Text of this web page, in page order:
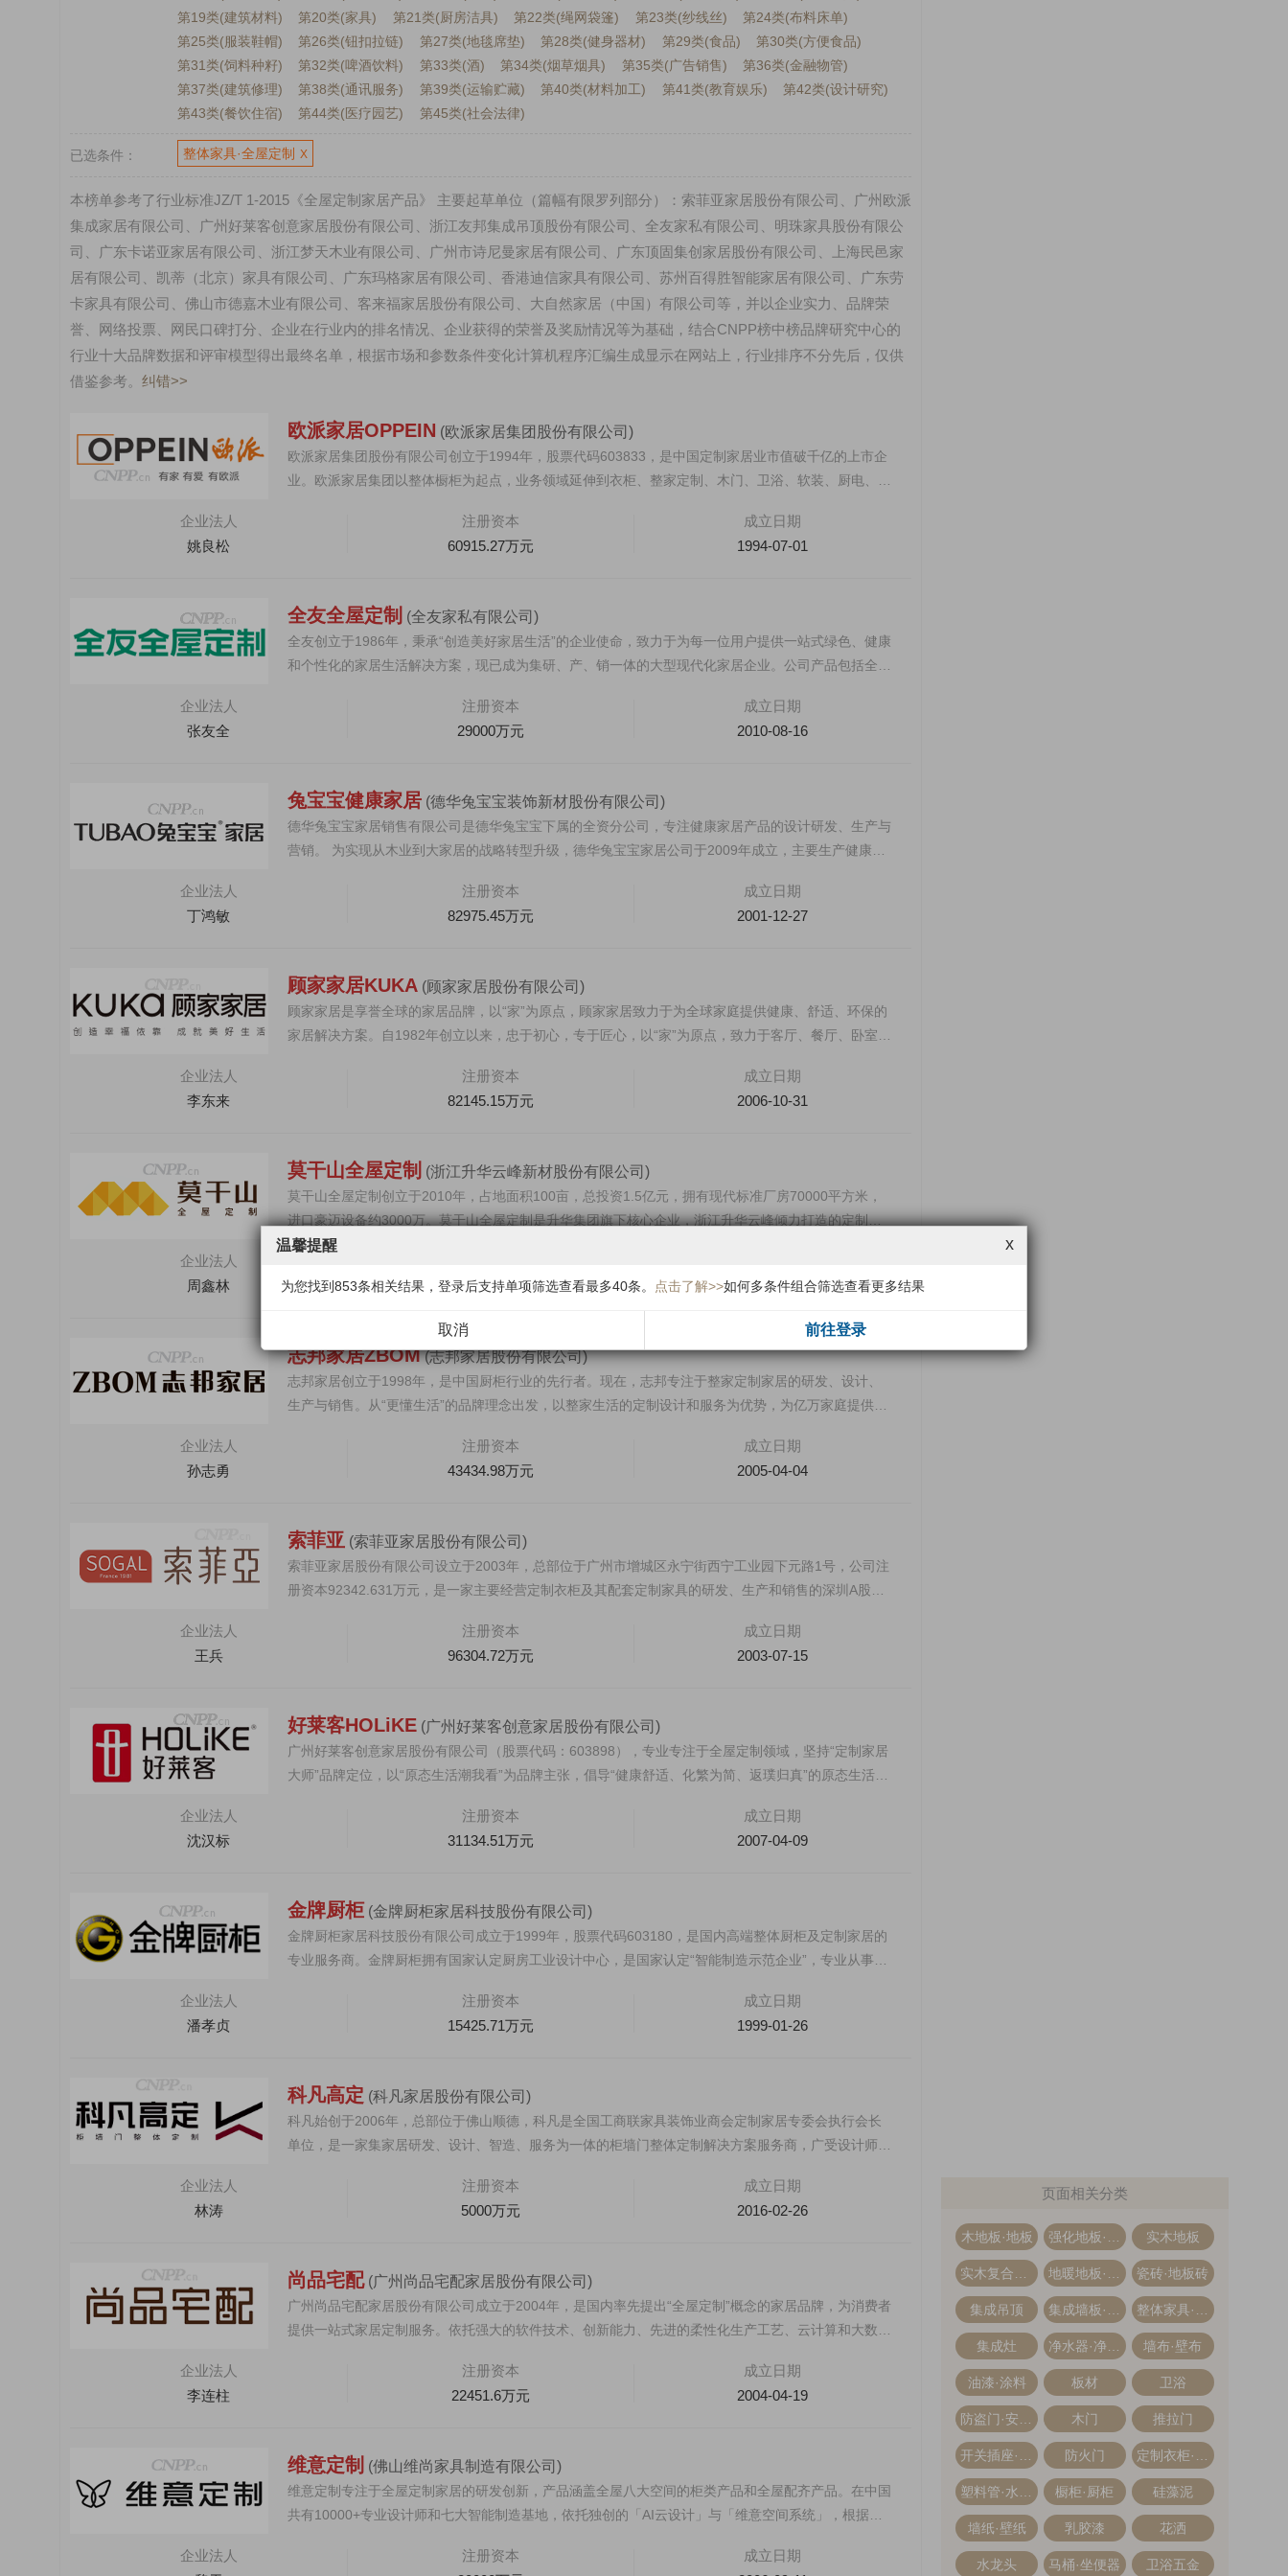
第19类(建筑材料)
第20类(家具) 第21类(厨房洁具) 第22类(绳网袋篷) 第23类(纱线丝)
第24类(布料床单)
第25类(服装鞋帽)
第26类(钮扣拉链) 第27类(地毯席垫) 第28类(健身器材) 第29类(食品)
第30类(方便食品)
第31类(饲料种籽)
第32类(啤酒饮料) 第33类(酒) 第34类(烟草烟具) 第35类(广告销售)
第36类(金融物管)
第37类(建筑修理)
第38类(通讯服务) 第39类(运输贮藏) 第40类(材料加工) 第41类(教育娱乐)
第42类(设计研究)
第43类(餐饮住宿)
第44类(医疗园艺) 第45类(社会法律)
已选条件： 整体家具·全屋定制 X
本榜单参考了行业标准JZ/T 1-2015《全屋定制家居产品》 主要起草单位（篇幅有限罗列部分）：索菲亚家居股份有限公司、广州欧派
集成家居有限公司、广州好莱客创意家居股份有限公司、浙江友邦集成吊顶股份有限公司、全友家私有限公司、明珠家具股份有限公
司、广东卡诺亚家居有限公司、浙江梦天木业有限公司、广州市诗尼曼家居有限公司、广东顶固集创家居股份有限公司、上海民邑家
居有限公司、凯蒂（北京）家具有限公司、广东玛格家居有限公司、香港迪信家具有限公司、苏州百得胜智能家居有限公司、广东劳
卡家具有限公司、佛山市德嘉木业有限公司、客来福家居股份有限公司、大自然家居（中国）有限公司等，并以企业实力、品牌荣
誉、网络投票、网民口碑打分、企业在行业内的排名情况、企业获得的荣誉及奖励情况等为基础，结合CNPP榜中榜品牌研究中心的
行业十大品牌数据和评审模型得出最终名单，根据市场和参数条件变化计算机程序汇编生成显示在网站上，行业排序不分先后，仅供
借鉴参考。 纠错>>
欧派家居OPPEIN (欧派家居集团股份有限公司)
欧派家居集团股份有限公司创立于1994年，股票代码603833，是中国定制家居业市值破千亿的上市企
业。欧派家居集团以整体橱柜为起点，业务领域延伸到衣柜、整家定制、木门、卫浴、软装、厨电、金
企业法人
姚良松
注册资本
60915.27万元
成立日期
1994-07-01
全友全屋定制 (全友家私有限公司)
全友创立于1986年，秉承“创造美好家居生活”的企业使命，致力于为每一位用户提供一站式绿色、健康
和个性化的家居生活解决方案，现已成为集研、产、销一体的大型现代化家居企业。公司产品包括全屋
企业法人
张友全
注册资本
29000万元
成立日期
2010-08-16
兔宝宝健康家居 (德华兔宝宝装饰新材股份有限公司)
德华兔宝宝家居销售有限公司是德华兔宝宝下属的全资分公司，专注健康家居产品的设计研发、生产与
营销。 为实现从木业到大家居的战略转型升级，德华兔宝宝家居公司于2009年成立，主要生产健康定
企业法人
丁鸿敏
注册资本
82975.45万元
成立日期
2001-12-27
顾家家居KUKA (顾家家居股份有限公司)
顾家家居是享誉全球的家居品牌，以“家”为原点，顾家家居致力于为全球家庭提供健康、舒适、环保的
家居解决方案。自1982年创立以来，忠于初心，专于匠心，以“家”为原点，致力于客厅、餐厅、卧室、
企业法人
李东来
注册资本
82145.15万元
成立日期
2006-10-31
莫干山全屋定制 (浙江升华云峰新材股份有限公司)
莫干山全屋定制创立于2010年，占地面积100亩，总投资1.5亿元，拥有现代标准厂房70000平方米，
进口豪迈设备约3000万。莫干山全屋定制是升华集团旗下核心企业，浙江升华云峰倾力打造的定制家
居品牌...
企业法人
周鑫林
9500万元
2000-07-18
志邦家居ZBOM (志邦家居股份有限公司)
志邦家居创立于1998年，是中国厨柜行业的先行者。现在，志邦专注于整家定制家居的研发、设计、
生产与销售。从“更懂生活”的品牌理念出发，以整家生活的定制设计和服务为优势，为亿万家庭提供从
企业法人
孙志勇
注册资本
43434.98万元
成立日期
2005-04-04
索菲亚 (索菲亚家居股份有限公司)
索菲亚家居股份有限公司设立于2003年，总部位于广州市增城区永宁街西宁工业园下元路1号，公司注
册资本92342.631万元，是一家主要经营定制衣柜及其配套定制家具的研发、生产和销售的深圳A股上
企业法人
王兵
注册资本
96304.72万元
成立日期
2003-07-15
好莱客HOLiKE (广州好莱客创意家居股份有限公司)
广州好莱客创意家居股份有限公司（股票代码：603898），专业专注于全屋定制领域，坚持“定制家居
大师”品牌定位，以“原态生活潮我看”为品牌主张，倡导“健康舒适、化繁为简、返璞归真”的原态生活哲
企业法人
沈汉标
注册资本
31134.51万元
成立日期
2007-04-09
金牌厨柜 (金牌厨柜家居科技股份有限公司)
金牌厨柜家居科技股份有限公司成立于1999年，股票代码603180，是国内高端整体厨柜及定制家居的
专业服务商。金牌厨柜拥有国家认定厨房工业设计中心，是国家认定“智能制造示范企业”，专业从事整
企业法人
潘孝贞
注册资本
15425.71万元
成立日期
1999-01-26
科凡高定 (科凡家居股份有限公司)
科凡始创于2006年，总部位于佛山顺德，科凡是全国工商联家具装饰业商会定制家居专委会执行会长
单位，是一家集家居研发、设计、智造、服务为一体的柜墙门整体定制解决方案服务商，广受设计师和
企业法人
林涛
注册资本
5000万元
成立日期
2016-02-26
尚品宅配 (广州尚品宅配家居股份有限公司)
广州尚品宅配家居股份有限公司成立于2004年，是国内率先提出“全屋定制”概念的家居品牌，为消费者
提供一站式家居定制服务。依托强大的软件技术、创新能力、先进的柔性化生产工艺、云计算和大数据
企业法人
李连柱
注册资本
22451.6万元
成立日期
2004-04-19
维意定制 (佛山维尚家具制造有限公司)
维意定制专注于全屋定制家居的研发创新，产品涵盖全屋八大空间的柜类产品和全屋配齐产品。在中国
共有10000+专业设计师和七大智能制造基地，依托独创的「AI云设计」与「维意空间系统」，根据顾
企业法人
注册资本
成立日期
页面相关分类
木地板·地板 实木地板
瓷砖·地板砖
集成吊顶
集成灶 墙布·壁布
油漆·涂料 板材 卫浴
木门 推拉门
防火门
橱柜·厨柜 硅藻泥
墙纸·壁纸 乳胶漆 花洒
水龙头 马桶·坐便器 卫浴五金
x
温馨提醒
为您找到853条相关结果，登录后支持单项筛选查看最多40条。 点击了解>>如何多条件组合筛选查看更多结果
取消 前往登录